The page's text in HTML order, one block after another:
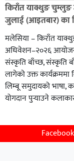
किराँत याक्थुङ चुम्लुङ
जुलाई (आइतबार) का
मलेसिया – किराँत
अधिवेशन–२०२६
संस्कृति बाँच्छ, संस्कृति
लागेको उक्त
लिम्बू समुदायको भाषा,
योगदान पुर्‍याउने
Facebook